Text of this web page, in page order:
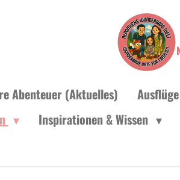
Abenteuer (Aktuelles)
Inspirationen & Wissen